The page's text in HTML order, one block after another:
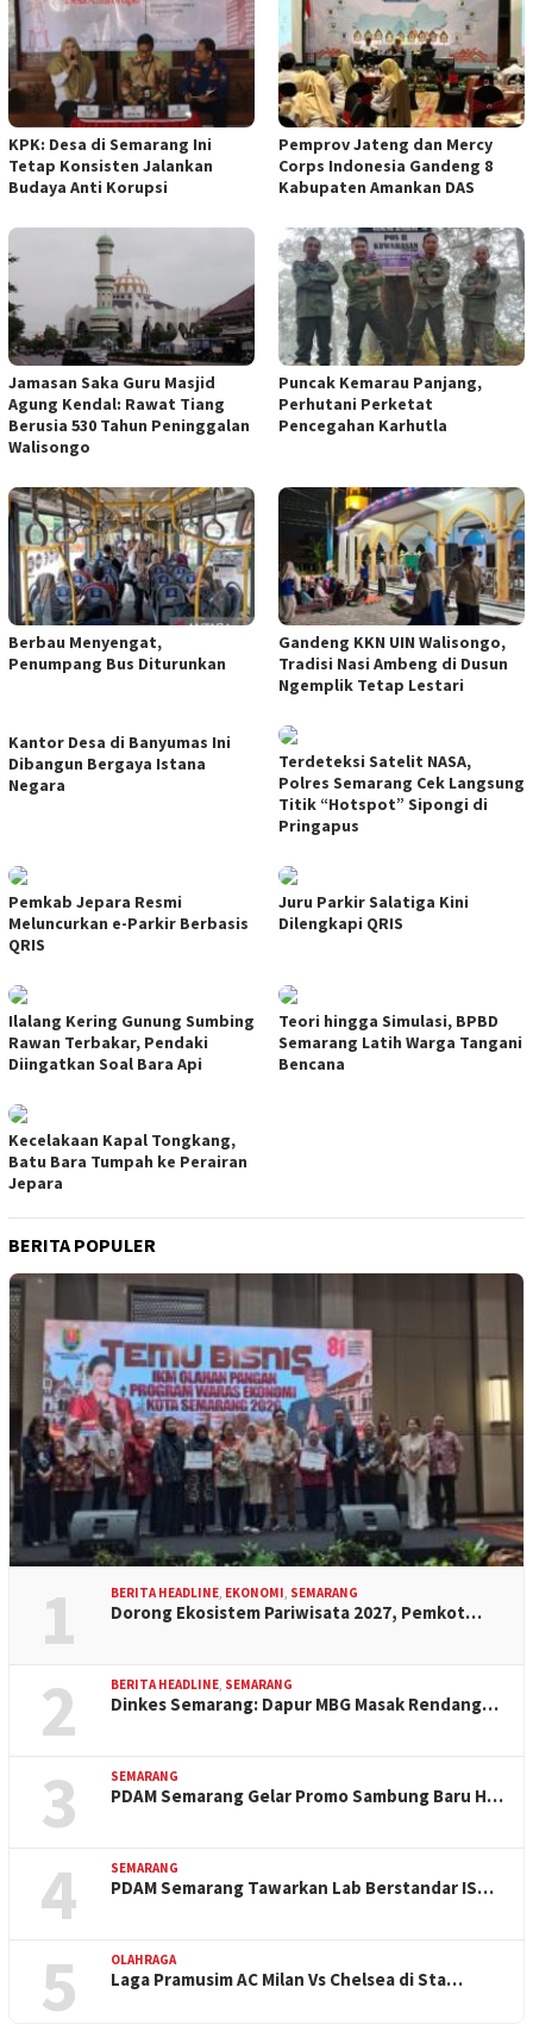
KPK: Desa di Semarang Ini
Tetap Konsisten Jalankan
Budaya Anti Korupsi
Pemprov Jateng dan Mercy
Corps Indonesia Gandeng 8
Kabupaten Amankan DAS
Jamasan Saka Guru Masjid
Agung Kendal: Rawat Tiang
Berusia 530 Tahun Peninggalan
Walisongo
Puncak Kemarau Panjang,
Perhutani Perketat
Pencegahan Karhutla
Berbau Menyengat,
Penumpang Bus Diturunkan
Gandeng KKN UIN Walisongo,
Tradisi Nasi Ambeng di Dusun
Ngemplik Tetap Lestari
Kantor Desa di Banyumas Ini
Dibangun Bergaya Istana
Negara
Terdeteksi Satelit NASA,
Polres Semarang Cek Langsung
Titik “Hotspot” Sipongi di
Pringapus
Pemkab Jepara Resmi
Meluncurkan e-Parkir Berbasis
QRIS
Juru Parkir Salatiga Kini
Dilengkapi QRIS
Ilalang Kering Gunung Sumbing
Rawan Terbakar, Pendaki
Diingatkan Soal Bara Api
Teori hingga Simulasi, BPBD
Semarang Latih Warga Tangani
Bencana
Kecelakaan Kapal Tongkang,
Batu Bara Tumpah ke Perairan
Jepara
BERITA POPULER
1 BERITA HEADLINE EKONOMI SEMARANG
Dorong Ekosistem Pariwisata 2027, Pemkot…
2 BERITA HEADLINE SEMARANG
Dinkes Semarang: Dapur MBG Masak Rendang…
3 SEMARANG
PDAM Semarang Gelar Promo Sambung Baru H…
4 SEMARANG
PDAM Semarang Tawarkan Lab Berstandar IS…
5 OLAHRAGA
Laga Pramusim AC Milan Vs Chelsea di Sta…